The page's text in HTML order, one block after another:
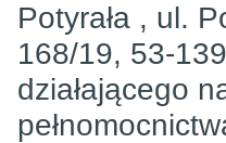
Potyrała , ul.
168/19, 53-139
działającego